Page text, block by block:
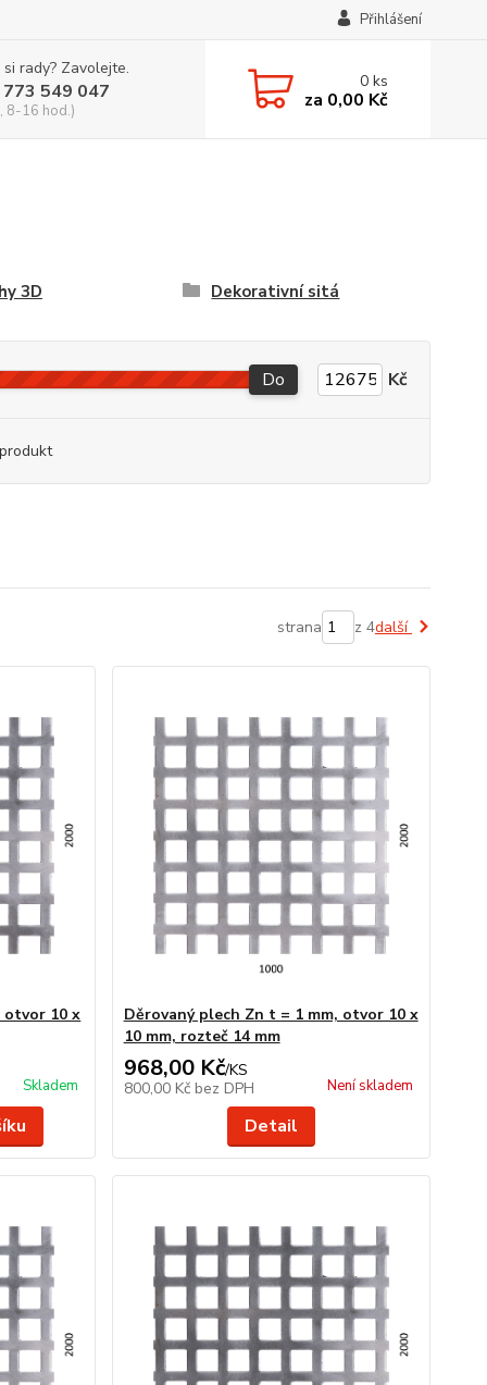
Přihlášení
rady? Zavolejte.
549 047
8-16 hod.)
0ks
za 0,00 Kč
3D Dekorativní sitá
Do Kč
strana z 4další
otvor 10 x
Skladem
Děrovaný plech Zn t = 1 mm, otvor 10 x
10 mm, rozteč 14 mm
968,00 Kč/KS
800,00 Kč bez DPH Není skladem
Detail